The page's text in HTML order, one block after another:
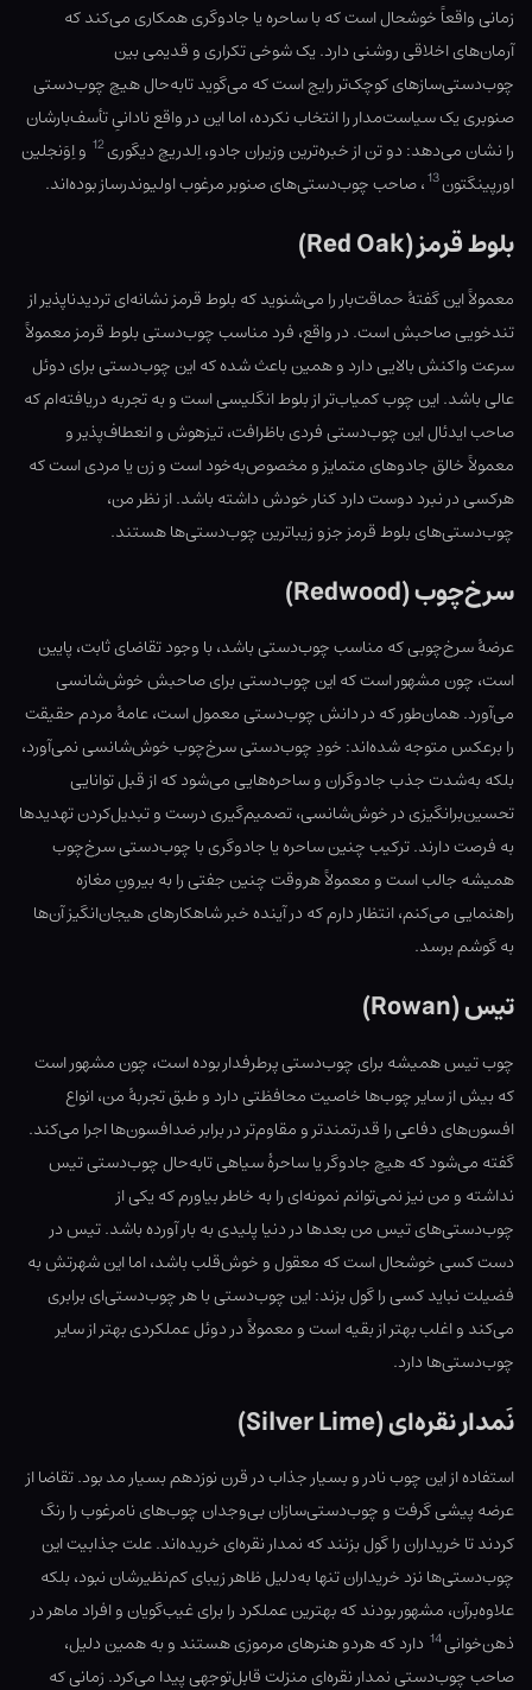
زمانی واقعاً خوشحال است که با ساحره یا جادوگری همکاری می‌کند که
آرمان‌های اخلاقی روشنی دارد. یک شوخی تکراری و قدیمی بین
چوب‌دستی‌سازهای کوچک‌تر رایج است که می‌گوید تابه‌حال هیچ چوب‌دستی
صنوبری یک سیاست‌مدار را انتخاب نکرده، اما این در واقع نادانیِ تأسف‌بارشان
را نشان می‌دهد: دو تن از خبره‌ترین وزیران جادو، اِلدریچ دیگوری12 و اِوَنجلین
اورپینگتون13 ، صاحب چوب‌دستی‌های صنوبر مرغوب اولیوندرساز بوده‌اند.
بلوط قرمز (Red Oak)
معمولاً این گفتهٔ حماقت‌بار را می‌شنوید که بلوط قرمز نشانه‌ای تردیدناپذیر از
تندخویی صاحبش است. در واقع، فرد مناسب چوب‌دستی بلوط قرمز معمولاً
سرعت واکنش بالایی دارد و همین باعث شده که این چوب‌دستی برای دوئل
عالی باشد. این چوب کمیاب‌تر از بلوط انگلیسی است و به تجربه دریافته‌ام که
صاحب ایدئال این چوب‌دستی فردی باظرافت، تیزهوش و انعطاف‌پذیر و
معمولاً خالق جادوهای متمایز و مخصوص‌به‌خود است و زن یا مردی است که
هرکسی در نبرد دوست دارد کنار خودش داشته باشد. از نظر من،
چوب‌دستی‌های بلوط قرمز جزو زیباترین چوب‌دستی‌ها هستند.
سرخ‌چوب (Redwood)
عرضهٔ سرخ‌چوبی که مناسب چوب‌دستی باشد، با وجود تقاضای ثابت، پایین
است، چون مشهور است که این چوب‌دستی برای صاحبش خوش‌شانسی
می‌آورد. همان‌طور که در دانش چوب‌دستی معمول است، عامهٔ مردم حقیقت
را برعکس متوجه شده‌اند: خودِ چوب‌دستی سرخ‌‌چوب خوش‌شانسی نمی‌آورد،
بلکه به‌شدت جذب جادوگران و ساحره‌هایی می‌شود که از قبل توانایی
تحسین‌برانگیزی در خوش‌شانسی، تصمیم‌گیری درست و تبدیل‌کردن تهدیدها
به فرصت دارند. ترکیب چنین ساحره یا جادوگری با چوب‌دستی سرخ‌چوب
همیشه جالب است و معمولاً هروقت چنین جفتی را به بیرونِ مغازه
راهنمایی می‌کنم، انتظار دارم که در آینده خبر شاهکارهای هیجان‌انگیز آن‌ها
به گوشم برسد.
تیس (Rowan)
چوب تیس همیشه برای چوب‌دستی پرطرفدار بوده است، چون مشهور است
که بیش از سایر چوب‌ها خاصیت محافظتی دارد و طبق تجربهٔ من، انواع
افسون‌های دفاعی را قدرتمندتر و مقاوم‌تر در برابر ضدافسون‌ها اجرا می‌کند.
گفته می‌شود که هیچ جادوگر یا ساحرهٔ سیاهی تابه‌حال چوب‌دستی تیس
نداشته و من نیز نمی‌توانم نمونه‌ای را به خاطر بیاورم که یکی از
چوب‌دستی‌های تیس من بعدها در دنیا پلیدی به بار آورده باشد. تیس در
دست کسی خوشحال است که معقول و خوش‌قلب باشد، اما این شهرتش به
فضیلت نباید کسی را گول بزند: این چوب‌دستی با هر چوب‌دستی‌ای برابری
می‌کند و اغلب بهتر از بقیه است و معمولاً در دوئل عملکردی بهتر از سایر
چوب‌دستی‌ها دارد.
نَمدار نقره‌ای (Silver Lime)
استفاده از این چوب نادر و بسیار جذاب در قرن نوزدهم بسیار مد بود. تقاضا از
عرضه پیشی گرفت و چوب‌دستی‌سازان بی‌وجدان چوب‌های نامرغوب را رنگ
‌کردند تا خریداران را گول بزنند که نمدار نقره‌ای خریده‌اند. علت جذابیت این
چوب‌دستی‌ها نزد خریداران تنها به‌دلیل ظاهر زیبای کم‌نظیرشان نبود، بلکه
علاوه‌برآن، مشهور بودند که بهترین عملکرد را برای غیب‌گویان و افراد ماهر در
ذهن‌خوانی14 دارد که هردو هنرهای مرموزی هستند و به همین دلیل،
صاحب چوب‌دستی نمدار نقره‌ای منزلت قابل‌توجهی پیدا می‌کرد. زمانی که